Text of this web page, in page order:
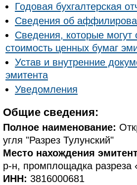
Годовая бухгалтерская
Cведения об
Сведения, которые могут
стоимость ценных бумаг
Устав и внутренние
эмитента
Уведомления
Общие сведения:
Полное наименование:
угля "Разрез Тулунский"
Место нахождения
р-н, промплощадка разреза
ИНН: 3816000681